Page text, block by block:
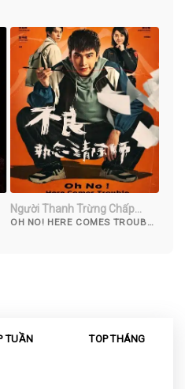
Người Thanh Trừng Chấp
Niệm Bất Lương
OH NO! HERE COMES TROUBLE
TUẦN TOP THÁNG